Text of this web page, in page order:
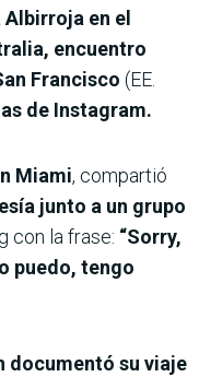
Albirroja en el
encuentro
Francisco (EE.
de Instagram.
Miami, compartió
junto a un grupo
con la frase: “Sorry,
puedo, tengo
documentó su viaje